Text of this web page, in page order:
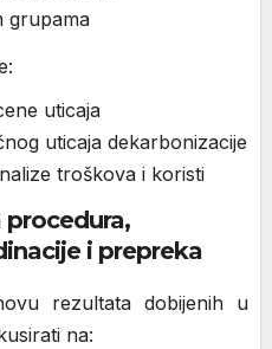
grupama
uticaja
uticaja dekarbonizacije
troškova i koristi
procedura,
i prepreka
rezultata dobijenih u
na: